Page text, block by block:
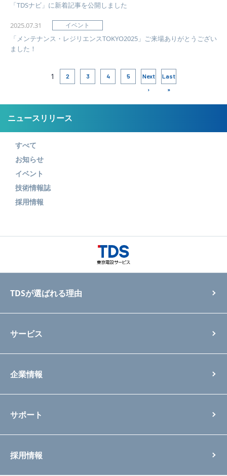
「TDSナビ」に新着記事を公開しました
2025.07.31 イベント
「メンテナンス・レジリエンスTOKYO2025」ご来場ありがとうござい
ました！
1 2 3 4 5
Next
›
Last
»
ニュースリリース
すべて
お知らせ
イベント
技術情報誌
採用情報
TDSが選ばれる理由
サービス
企業情報
サポート
採用情報